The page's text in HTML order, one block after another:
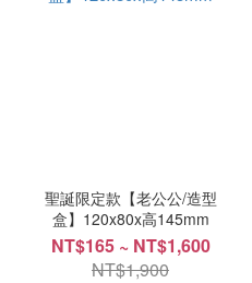
聖誕限定款【老公公/造型
盒】120x80x高145mm
NT$165 ~ NT$1,600
NT$1,900